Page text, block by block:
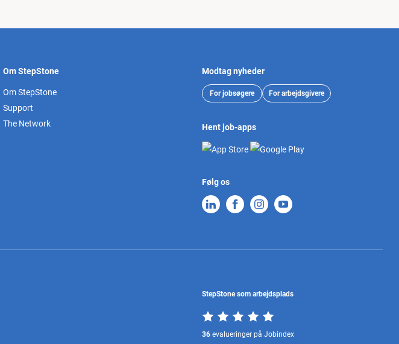
Om StepStone
Om StepStone
Support
The Network
Modtag nyheder
For jobsøgere For arbejdsgivere
Hent job-apps
Følg os
StepStone som arbejdsplads
36 evalueringer på Jobindex